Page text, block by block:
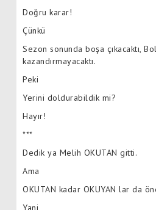
Doğru karar!
Çünkü
Sezon sonunda boşa çıkacaktı,
kazandırmayacaktı.
Peki
Yerini doldurabildik mi?
Hayır!
***
Dedik ya Melih OKUTAN gitti.
Ama
OKUTAN kadar OKUYAN lar da
Yani